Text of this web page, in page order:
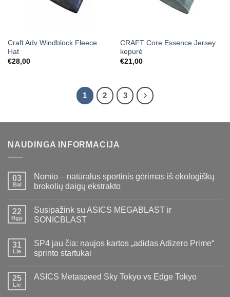
Craft Adv Windblock Fleece
Hat
€28,00
CRAFT Core Essence Jersey
kepurė
€21,00
1 2 3
NAUDINGA INFORMACIJA
03
Bal
Nomio – natūralus sportinis gėrimas iš ekologiškų
brokolių daigų ekstrakto
22
Rgp
Susipažink su ASICS MEGABLAST ir
SONICBLAST
31
Lie
SP4 jau čia: naujos kartos „adidas Adizero Prime“
sprinto startukai
25
Lie
ASICS Metaspeed Sky Tokyo vs Edge Tokyo